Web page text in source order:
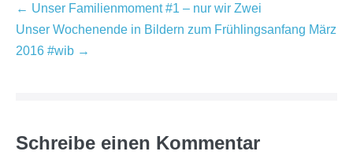
Beitragsnavigation
← Unser Familienmoment #1 – nur wir Zwei
Unser Wochenende in Bildern zum Frühlingsanfang März
2016 #wib →
Schreibe einen Kommentar